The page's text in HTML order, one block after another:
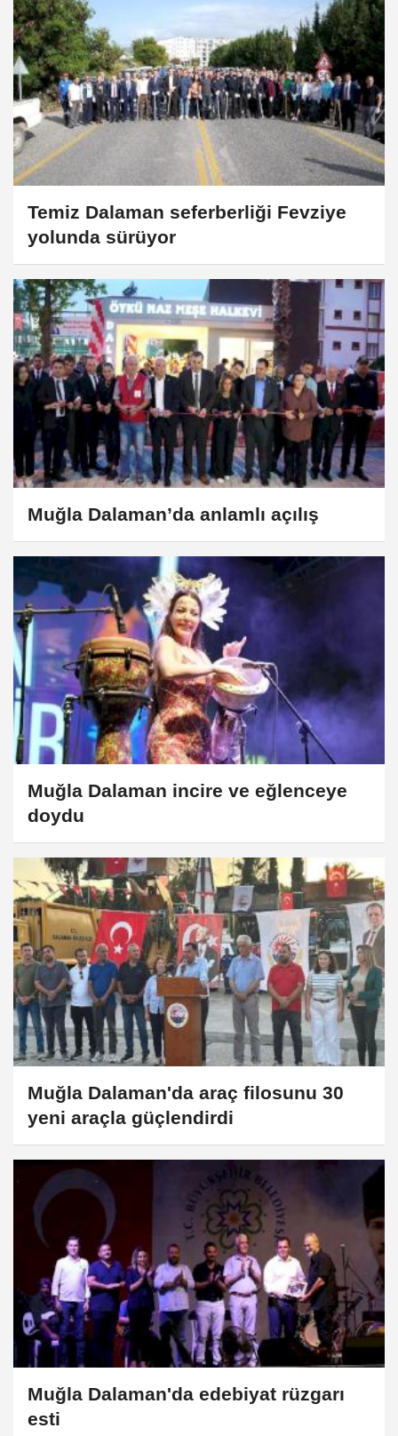
Temiz Dalaman seferberliği Fevziye
yolunda sürüyor
Muğla Dalaman’da anlamlı açılış
Muğla Dalaman incire ve eğlenceye
doydu
Muğla Dalaman'da araç filosunu 30
yeni araçla güçlendirdi
Muğla Dalaman'da edebiyat rüzgarı
esti